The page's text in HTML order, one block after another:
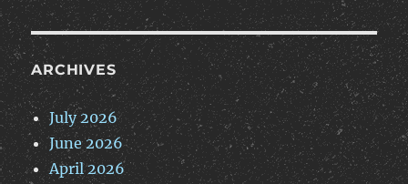
ARCHIVES
July 2026
June 2026
April 2026